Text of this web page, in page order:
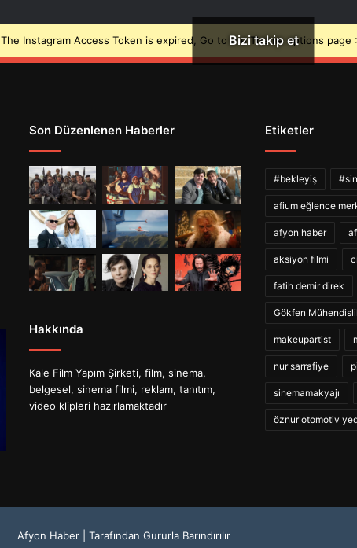
Bizi takip et
The Instagram Access Token is expired, Go to the Theme options
Son Düzenlenen Haberler
Hakkında
Kale Film Yapım Şirketi, film, sinema,
belgesel, sinema filmi, reklam, tanıtım,
video klipleri hazırlamaktadır
Etiketler
#bekleyiş
afium eğlence
afyon haber
aksiyon filmi
fatih demir direk
Gökfen
makeupartist
nur sarrafiye
sinemamakyajı
öznur otomotiv
Afyon Haber | Tarafından Gururla Barındırılır